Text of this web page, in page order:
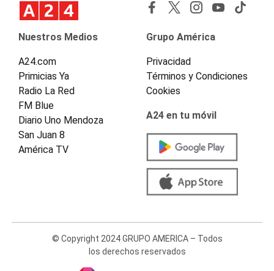
Nuestros Medios
A24.com
Primicias Ya
Radio La Red
FM Blue
Diario Uno Mendoza
San Juan 8
América TV
Grupo América
Privacidad
Términos y Condiciones
Cookies
A24 en tu móvil
© Copyright 2024 GRUPO AMERICA – Todos
los derechos reservados